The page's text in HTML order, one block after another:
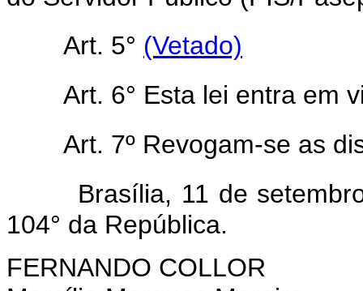
Art. 5° (Vetado)
Art. 6° Esta lei entra em
Art. 7º Revogam-se as
Brasília, 11 de
104° da República.
FERNANDO COLLOR